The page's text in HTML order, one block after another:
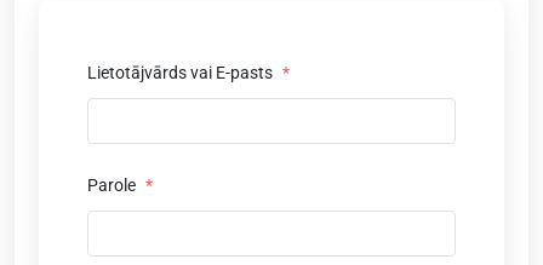
Lietotājvārds vai E-pasts *
Parole *